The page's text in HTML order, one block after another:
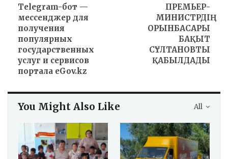
Telegram-бот —
мессенджер для
получения
популярных
государственных
услуг и сервисов
портала еGov.kz
ПРЕМЬЕР-
МИНИСТРДІҢ
ОРЫНБАСАРЫ
БАҚЫТ
СҰЛТАНОВТЫ
ҚАБЫЛДАДЫ
All
You Might Also Like